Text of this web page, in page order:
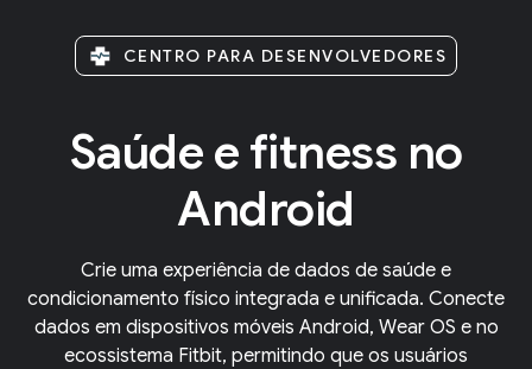
CENTRO PARA DESENVOLVEDORES
Saúde e fitness no
Android
Crie uma experiência de dados de saúde e
condicionamento físico integrada e unificada. Conecte
dados em dispositivos móveis Android, Wear OS e no
ecossistema Fitbit, permitindo que os usuários